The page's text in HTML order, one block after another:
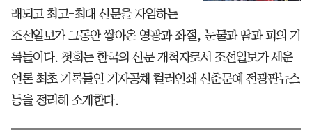
래되고 최고-최대 신문을 자임하는
조선일보가 그동안 쌓아온 영광과 좌절, 눈물과 땀과 피의 기
록들이다. 첫회는 한국의 신문 개척자로서 조선일보가 세운
언론 최초 기록들인 기자공채 컬러인쇄 신춘문예 전광판뉴스
등을 정리해 소개한다.